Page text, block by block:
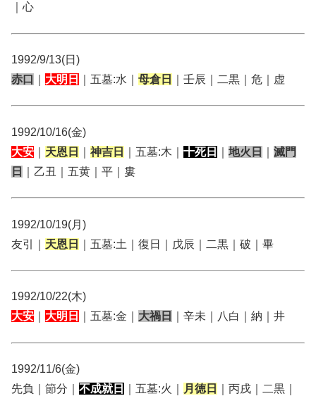
｜心
1992/9/13(日)
赤口
大明日 ｜五墓:水｜ 母倉日 ｜壬辰｜二黒｜危｜虚
1992/10/16(金)
大安
天恩日 神吉日 ｜五墓:木｜ 十死日 地火日
滅門
日
｜乙丑｜五黄｜平｜婁
1992/10/19(月)
友引｜ 天恩日 ｜五墓:土｜復日｜戊辰｜二黒｜破｜畢
1992/10/22(木)
大安
大明日 ｜五墓:金｜ 大禍日 ｜辛未｜八白｜納｜井
1992/11/6(金)
先負｜節分｜ 不成就日 ｜五墓:火｜ 月徳日
｜丙戌｜二黒｜